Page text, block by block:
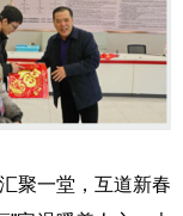
聚一堂，互道新春